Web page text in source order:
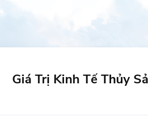
Giá Trị Kinh Tế Thủy